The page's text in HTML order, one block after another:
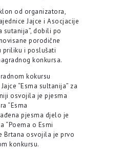
od organizatora,
Jajce i Asocjacije
sutanija”, dobili po
porodične
priliku i poslušati
konkursa.
kokursu
“Esma sultanija” za
osvojila je pjesma
“Esma
pjesma djelo je
“Poema o Esmi
Brtana osvojila je prvo
konkursu.